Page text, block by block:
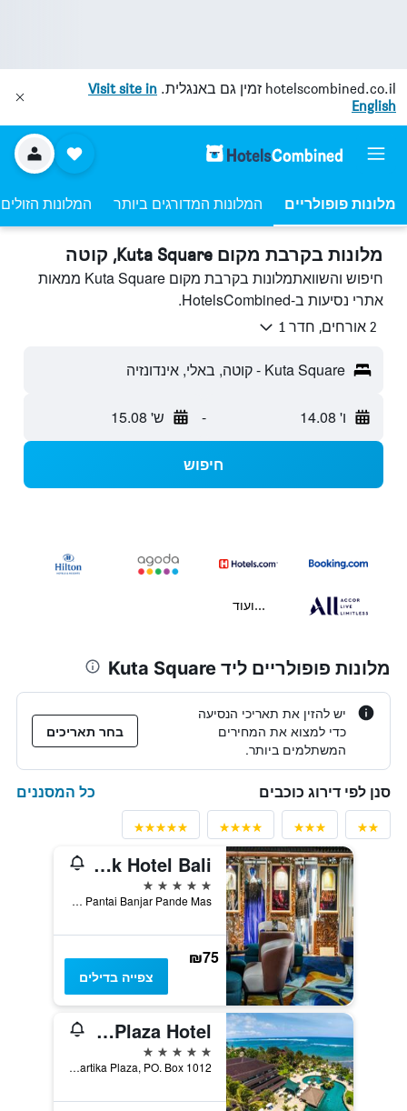
hotelscombined.co.il זמין גם באנגלית. Visit site in
English
מלונות פופולריים המלונות המדורגים ביותר המלונות
מלונות בקרבת מקום Kuta Square, קוטה
חיפוש והשוואתמלונות בקרבת מקום Kuta Square ממאות
אתרי נסיעות ב-HotelsCombined.
2 אורחים, חדר 1
Kuta Square - קוטה, באלי, אינדונזיה
ו' 14.08 - ש' 15.08
חיפוש
...ועוד
מלונות פופולריים ליד Kuta Square
יש להזין את תאריכי הנסיעה
כדי למצוא את המחירים
המשתלמים ביותר.
בחר תאריכים
סנן לפי דירוג כוכבים כל המסננים
Hard Rock Hotel Bali
5 כוכבים
Jalan Pantai Banjar Pande Mas, קוטה, אינדונזיה
₪75
צפייה בדילים
Discovery Kartika Plaza Hotel
5 כוכבים
Jl Kartika Plaza, PO. Box 1012, קוטה, אינדונזיה